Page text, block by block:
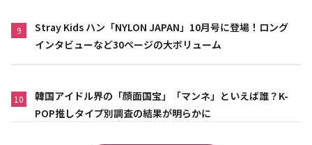
9
Stray Kids ハン「NYLON JAPAN」10月号に登場！ロング
インタビューなど30ページの大ボリューム
10
韓国アイドル界の「顔面国宝」「マンネ」といえば誰？K-
POP推しタイプ別調査の結果が明らかに